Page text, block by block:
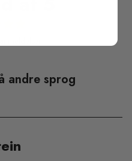
andre sprog